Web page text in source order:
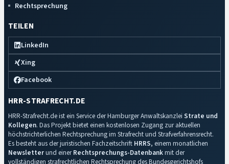
Rechtsprechung
TEILEN
LinkedIn
Xing
Facebook
HRR-STRAFRECHT.DE
HRR-Strafrecht.de ist ein Service der Hamburger Anwaltskanzlei Strate und
Kollegen. Das Projekt bietet einen kostenlosen Zugang zur aktuellen
höchstrichterlichen Rechtsprechung im Strafrecht und Strafverfahrensrecht.
Es besteht aus der juristischen Fachzeitschrift HRRS, einem monatlichen
Newsletterund einerRechtsprechungs-Datenbankmit der
vollständigen strafrechtlichen Rechtsprechung des Bundesgerichtshofs